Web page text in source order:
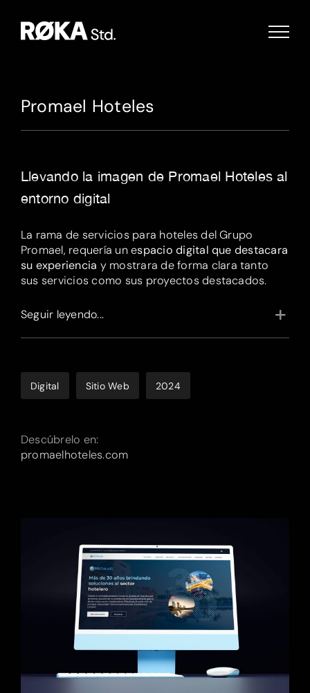
contenido
Promael Hoteles
Llevando la imagen de Promael Hoteles al
entorno digital
La rama de servicios para hoteles del Grupo
Promael, requería un espacio digital que destacara
su experiencia y mostrara de forma clara tanto
sus servicios como sus proyectos destacados.
Seguir leyendo...
Digital Sitio Web 2024
Descúbrelo en:
promaelhoteles.com